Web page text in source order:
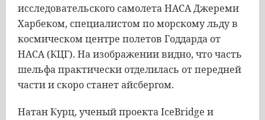
исследовательского самолета НАСА Джереми
Харбеком, специалистом по морскому льду в
космическом центре полетов Годдарда от
НАСА (КЦГ). На изображении видно, что часть
шельфа практически отделилась от передней
части и скоро станет айсбергом.
Натан Курц, ученый проекта IceBridge и